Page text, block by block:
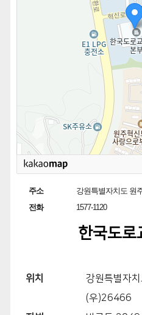
주소
강원특별자치도 원
전화
1577-1120
한국도로
위치
강원특별자
(우)26466